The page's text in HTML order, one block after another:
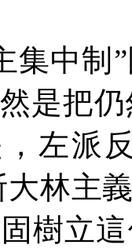
集中制 ”
是把
左派
大林主
樹立